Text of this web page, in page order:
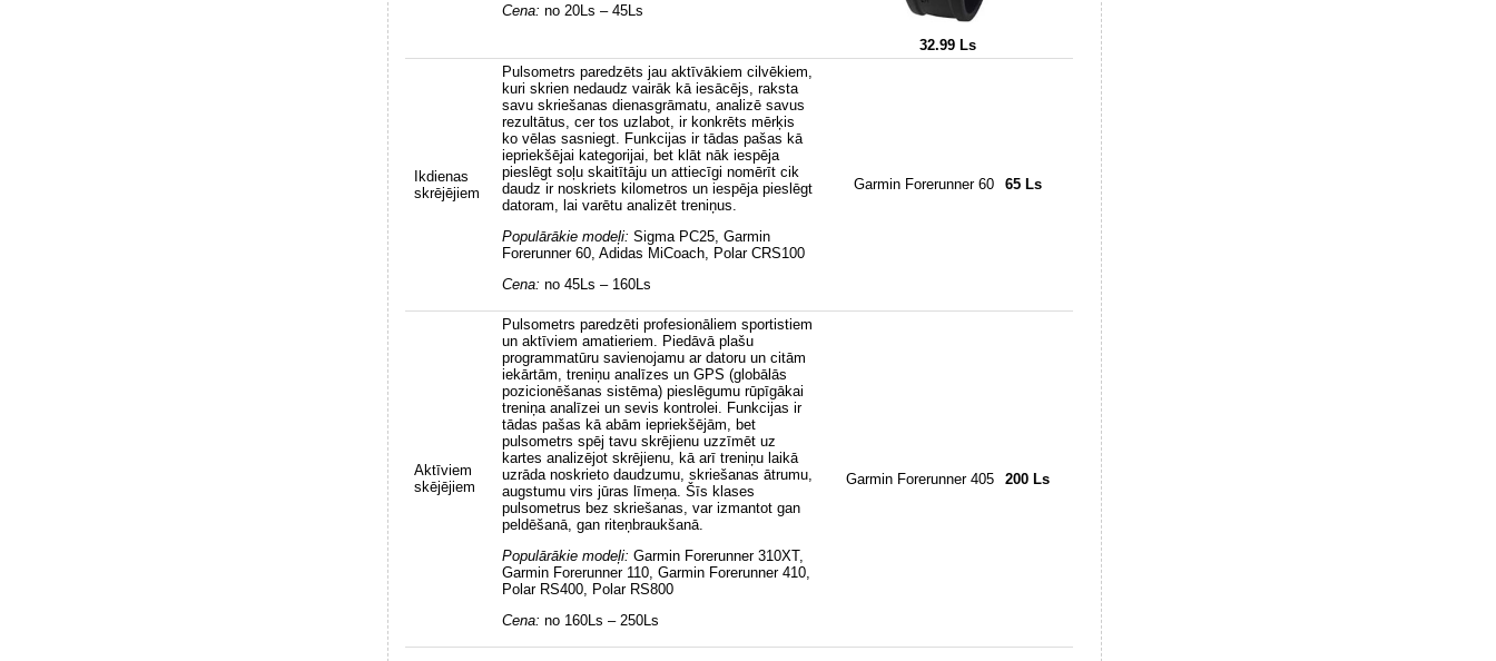
Cena: no 20Ls – 45Ls
32.99 Ls
Ikdienas
skrējējiem
Pulsometrs paredzēts jau aktīvākiem cilvēkiem,
kuri skrien nedaudz vairāk kā iesācējs, raksta
savu skriešanas dienasgrāmatu, analizē savus
rezultātus, cer tos uzlabot, ir konkrēts mērķis
ko vēlas sasniegt. Funkcijas ir tādas pašas kā
iepriekšējai kategorijai, bet klāt nāk iespēja
pieslēgt soļu skaitītāju un attiecīgi nomērīt cik
daudz ir noskriets kilometros un iespēja pieslēgt
datoram, lai varētu analizēt treniņus.
Populārākie modeļi: Sigma PC25, Garmin
Forerunner 60, Adidas MiCoach, Polar CRS100
Cena: no 45Ls – 160Ls
Garmin Forerunner 60 65 Ls
Aktīviem
skējējiem
Pulsometrs paredzēti profesionāliem sportistiem
un aktīviem amatieriem. Piedāvā plašu
programmatūru savienojamu ar datoru un citām
iekārtām, treniņu analīzes un GPS (globālās
pozicionēšanas sistēma) pieslēgumu rūpīgākai
treniņa analīzei un sevis kontrolei. Funkcijas ir
tādas pašas kā abām iepriekšējām, bet
pulsometrs spēj tavu skrējienu uzzīmēt uz
kartes analizējot skrējienu, kā arī treniņu laikā
uzrāda noskrieto daudzumu, skriešanas ātrumu,
augstumu virs jūras līmeņa. Šīs klases
pulsometrus bez skriešanas, var izmantot gan
peldēšanā, gan riteņbraukšanā.
Populārākie modeļi: Garmin Forerunner 310XT,
Garmin Forerunner 110, Garmin Forerunner 410,
Polar RS400, Polar RS800
Cena: no 160Ls – 250Ls
Garmin Forerunner 405 200 Ls